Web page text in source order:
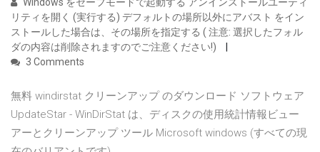
Windows をセーフモードで起動する アンインストールユーティ
リティを開く (実行する) デフォルトの場所以外にアバスト をイン
ストールした場合は、その場所を指定する ( 注意: 選択したフォル
ダの内容は削除されますのでご注意ください!)
3 Comments
無料 windirstat クリーンアップ のダウンロード ソフトウェア
UpdateStar - WinDirStat は、ディスクの使用統計情報ビュー
アーとクリーンアップ ツール Microsoft windows (すべての現